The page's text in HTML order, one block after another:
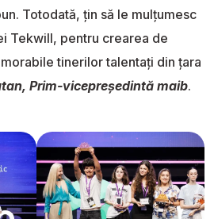
Totodată, țin să le mulțumesc
Tekwill, pentru crearea de
tinerilor talentați din țara
Prim-vicepreședintă maib.